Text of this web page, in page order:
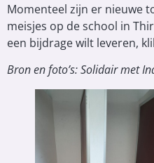
Momenteel zijn er nieuwe
meisjes op de school in
een bijdrage wilt leveren,
Bron en foto’s: Solidair met